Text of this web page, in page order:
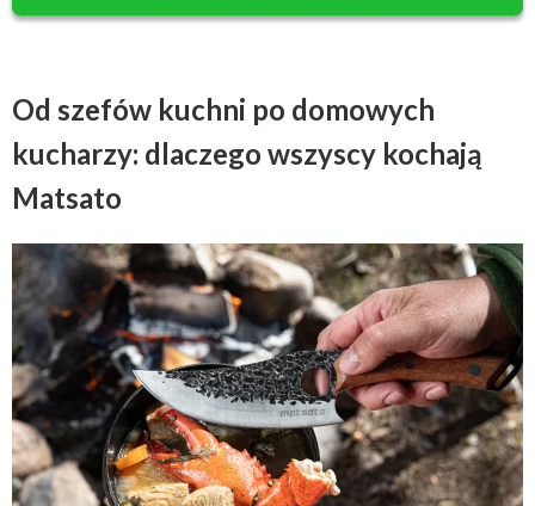
Od szefów kuchni po domowych
kucharzy: dlaczego wszyscy kochają
Matsato